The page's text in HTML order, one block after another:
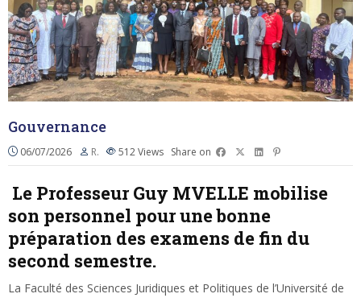
Gouvernance
06/07/2026 R. 512Views Share on
Le Professeur Guy MVELLE mobilise
son personnel pour une bonne
préparation des examens de fin du
second semestre.
La Faculté des Sciences Juridiques et Politiques de l’Université de